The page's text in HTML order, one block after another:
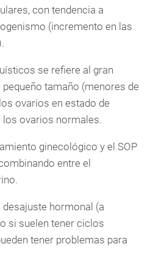
con tendencia a
(incremento en las
se refiere al gran
tamaño (menores de
ovarios en estado de
ovarios normales.
ginecológico y el SOP
entre el
desajuste hormonal (a
si suelen tener ciclos
tener problemas para